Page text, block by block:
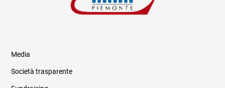
Media
Società trasparente